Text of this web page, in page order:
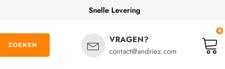
Snelle Levering
ZOEKEN VRAGEN?
contact@andriez.com
0